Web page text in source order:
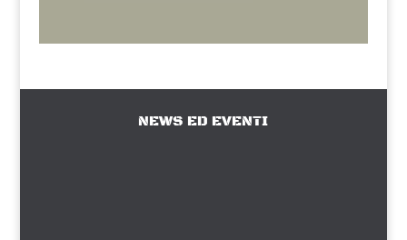
NEWS ED EVENTI